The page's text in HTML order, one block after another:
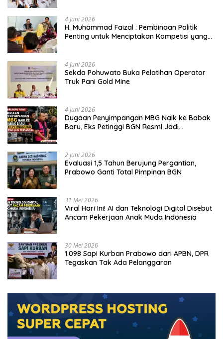
4 Juni 2026
H. Muhammad Faizal : Pembinaan Politik
Penting untuk Menciptakan Kompetisi yang
4 Juni 2026
Sekda Pohuwato Buka Pelatihan Operator
Truk Pani Gold Mine
4 Juni 2026
Dugaan Penyimpangan MBG Naik ke Babak
Baru, Eks Petinggi BGN Resmi Jadi
2 Juni 2026
Evaluasi 1,5 Tahun Berujung Pergantian,
Prabowo Ganti Total Pimpinan BGN
31 Mei 2026
Viral Hari Ini! AI dan Teknologi Digital Disebut
Ancam Pekerjaan Anak Muda Indonesia
30 Mei 2026
1.098 Sapi Kurban Prabowo dari APBN, DPR
Tegaskan Tak Ada Pelanggaran